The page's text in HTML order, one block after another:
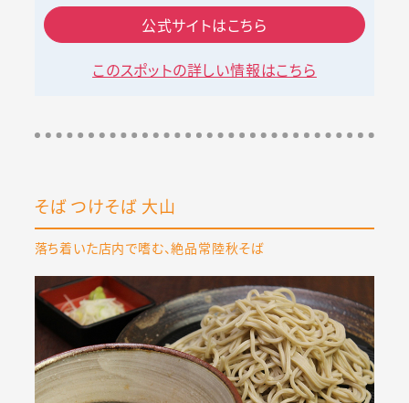
公式サイトはこちら
このスポットの詳しい情報はこちら
そば つけそば 大山
落ち着いた店内で嗜む、絶品常陸秋そば